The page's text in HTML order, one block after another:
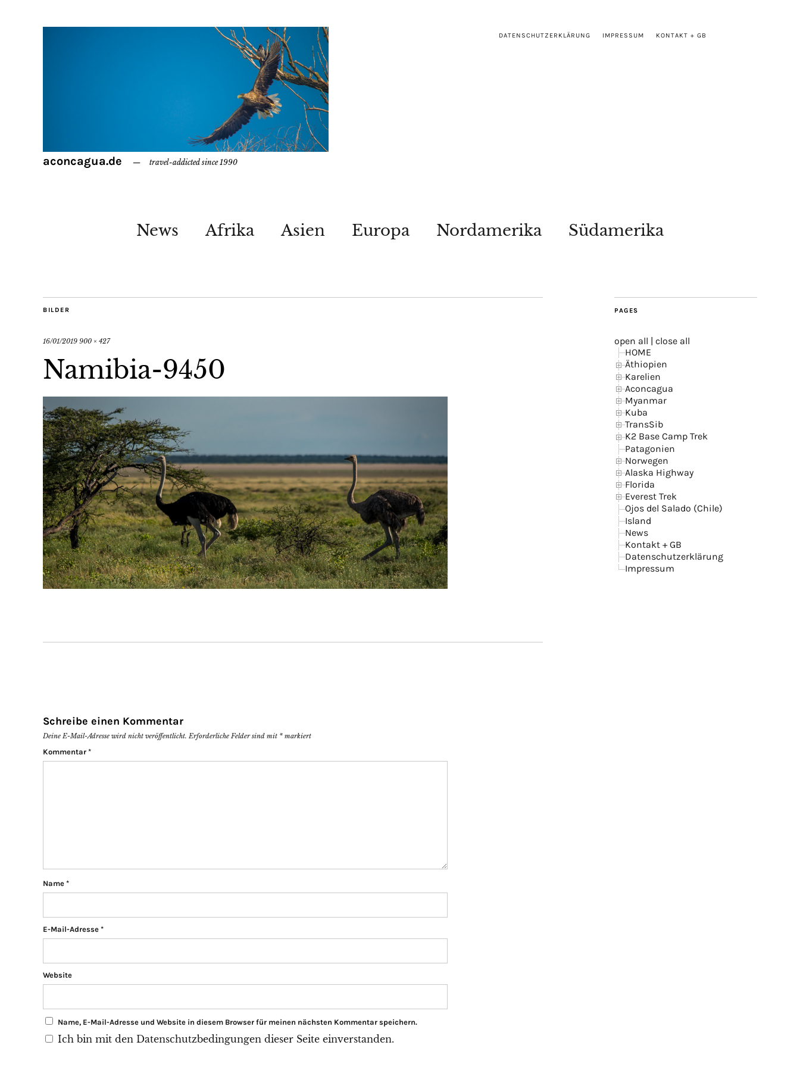
DATENSCHUTZERKLÄRUNG IMPRESSUM KONTAKT + GB
aconcagua.de travel-addicted since 1990
News Afrika Asien Europa Nordamerika Südamerika
BILDER
16/01/2019 900 × 427
Namibia-9450
Schreibe einen Kommentar
Deine E-Mail-Adresse wird nicht veröffentlicht. Erforderliche Felder sind mit * markiert
Kommentar *
Name *
E-Mail-Adresse *
Website
Name, E-Mail-Adresse und Website in diesem Browser für meinen nächsten Kommentar speichern.
Ich bin mit den Datenschutzbedingungen dieser Seite einverstanden.
PAGES
open all
close all
HOME
Äthiopien
Karelien
Aconcagua
Myanmar
Kuba
TransSib
K2 Base Camp Trek
Patagonien
Norwegen
Alaska Highway
Florida
Everest Trek
Ojos del Salado (Chile)
Island
News
Kontakt + GB
Datenschutzerklärung
Impressum